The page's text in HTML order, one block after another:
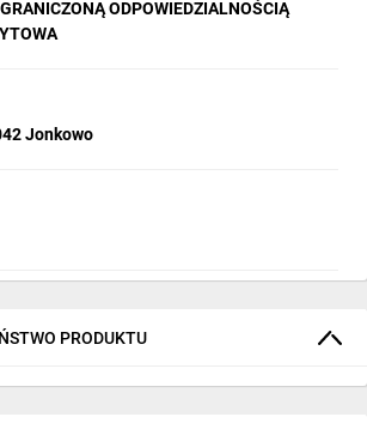
ODPOWIEDZIALNOŚCIĄ
Jonkowo
PRODUKTU